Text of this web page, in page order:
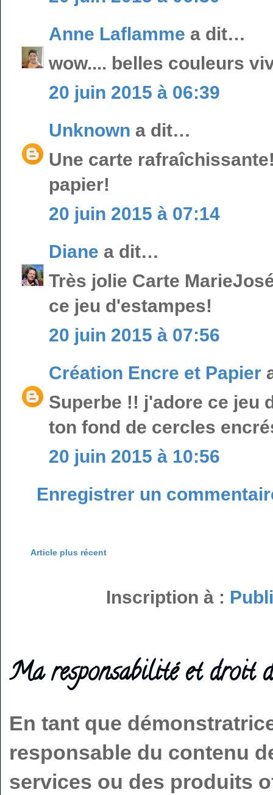
Anne Laflamme a dit…
wow.... belles couleurs
20 juin 2015 à 06:39
Unknown a dit…
Une carte
papier!
20 juin 2015 à 07:14
Diane a dit…
Très jolie Carte
ce jeu d'estampes!
20 juin 2015 à 07:56
Création Encre et Papier
Superbe !! j'adore ce jeu
ton fond de cercles
20 juin 2015 à 10:56
Enregistrer un
Article plus récent
Inscription à :
Ma responsabilité et droit
En tant que
responsable du contenu
services ou des produits